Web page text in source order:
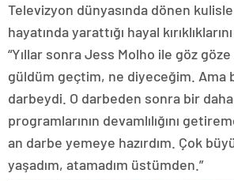
Televizyon dünyasında dönen
hayatında yarattığı hayal
“Yıllar sonra Jess Molho ile göz
güldüm geçtim, ne diyeceğim. Ama
darbeydi. O darbeden sonra bir
programlarının devamlılığını
an darbe yemeye hazırdım. Çok
yaşadım, atamadım üstümden.”